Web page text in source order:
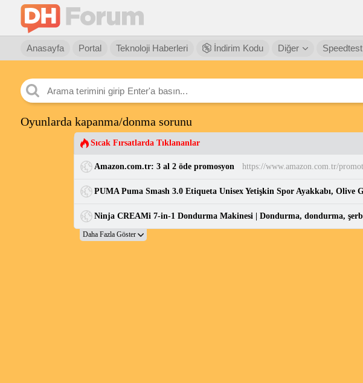
Anasayfa Portal Teknoloji Haberleri İndirim Kodu Diğer Speedtest
Oyunlarda kapanma/donma sorunu
Sıcak Fırsatlarda Tıklananlar
Amazon.com.tr: 3 al 2 öde promosyon